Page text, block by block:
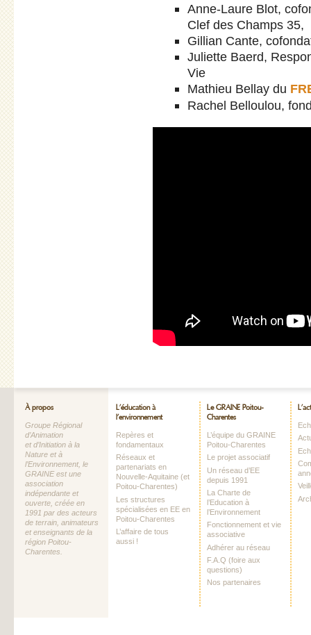
Anne-Laure Blot,
Clef des Champs 35,
Gillian Cante,
Juliette Baerd,
Vie
Mathieu Bellay du
Rachel Belloulou,
À propos
Groupe Régional
d’Animation
et d’Initiation à la
Nature et à
l’Environnement, le
GRAINE est une
association
indépendante et
ouverte, créée en
1991 par des acteurs
de terrain, animateurs
et enseignants de la
région Poitou-
Charentes.
L’éducation à
l’environnement
Repères et
fondamentaux
Réseaux et
partenariats en
Nouvelle-Aquitaine (et
Poitou-Charentes)
Les structures
spécialisées en EE en
Poitou-Charentes
L’affaire de tous
aussi !
Le GRAINE Poitou-
Charentes
L’équipe du GRAINE
Poitou-Charentes
Le projet associatif
Un réseau d’EE
depuis 1991
La Charte de
l’Education à
l’Environnement
Fonctionnement et vie
associative
Adhérer au réseau
F.A.Q (foire aux
questions)
Nos partenaires